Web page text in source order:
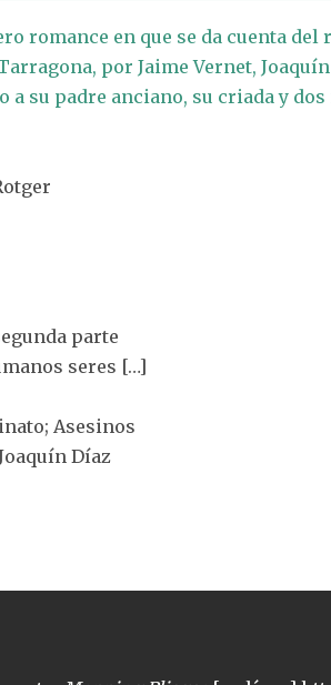
romance en que se da cuenta
por Jaime Vernet,
a su padre anciano, su criada y
parte
seres […]
Asesinos
Díaz